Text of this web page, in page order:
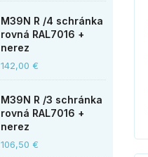
M39N R /4 schránka
rovná RAL7016 +
nerez
142,00 €
M39N R /3 schránka
rovná RAL7016 +
nerez
106,50 €